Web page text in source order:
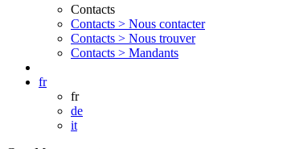
Contacts
Contacts > Nous contacter
Contacts > Nous trouver
Contacts > Mandants
fr
fr
de
it